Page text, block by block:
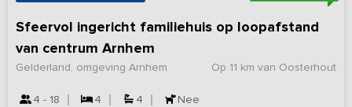
Sfeervol ingericht familiehuis op loopafstand
van centrum Arnhem
Op 11 km van Oosterhout
Gelderland, omgeving Arnhem
4 - 18 4 4 Nee